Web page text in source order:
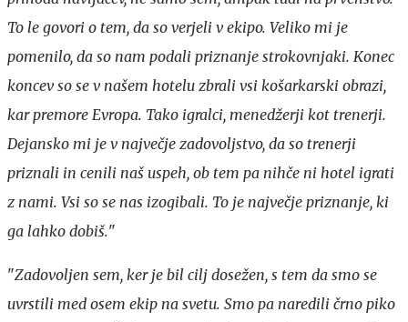
To le govori o tem, da so verjeli v ekipo. Veliko mi je
pomenilo, da so nam podali priznanje strokovnjaki. Konec
koncev so se v našem hotelu zbrali vsi košarkarski obrazi,
kar premore Evropa. Tako igralci, menedžerji kot trenerji.
Dejansko mi je v največje zadovoljstvo, da so trenerji
priznali in cenili naš uspeh, ob tem pa nihče ni hotel igrati
z nami. Vsi so se nas izogibali. To je največje priznanje, ki
ga lahko dobiš."
"Zadovoljen sem, ker je bil cilj dosežen, s tem da smo se
uvrstili med osem ekip na svetu. Smo pa naredili črno piko